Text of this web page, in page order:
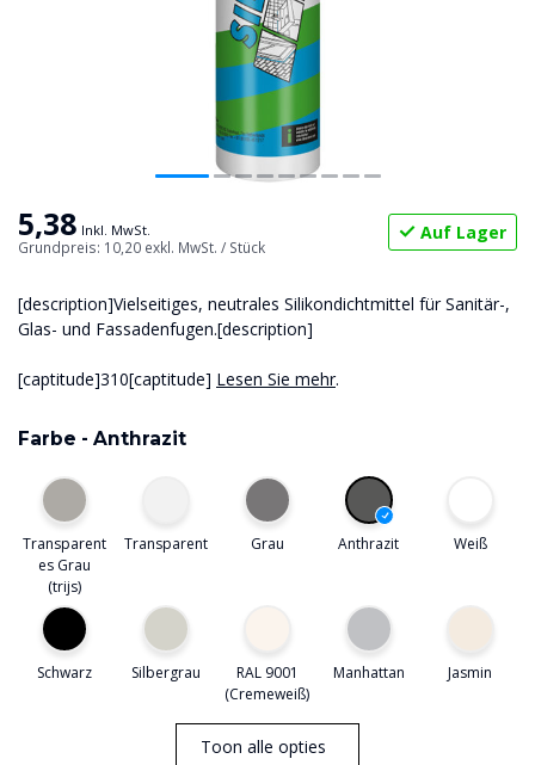
5,38 Inkl. MwSt.
Grundpreis: 10,20 exkl. MwSt. / Stück
Auf Lager
[description]Vielseitiges, neutrales Silikondichtmittel für Sanitär-,
Glas- und Fassadenfugen.[description]
[captitude]310[captitude] Lesen Sie mehr.
Farbe - Anthrazit
Transparent
es Grau
(trijs)
Transparent Grau Anthrazit Weiß
Schwarz Silbergrau
RAL 9001
(Cremeweiß)
Manhattan Jasmin
Toon alle opties